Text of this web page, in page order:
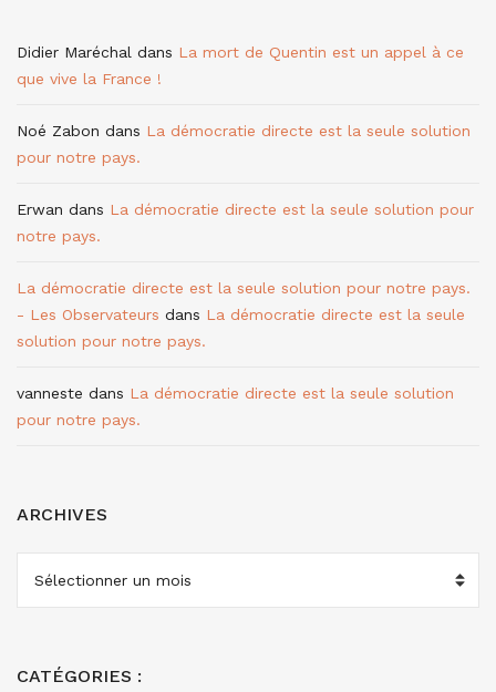
Didier Maréchal dans La mort de Quentin est un appel à ce
que vive la France !
Noé Zabon dans La démocratie directe est la seule solution
pour notre pays.
Erwan dans La démocratie directe est la seule solution pour
notre pays.
La démocratie directe est la seule solution pour notre pays.
- Les Observateurs dans La démocratie directe est la seule
solution pour notre pays.
vanneste dans La démocratie directe est la seule solution
pour notre pays.
ARCHIVES
CATÉGORIES :